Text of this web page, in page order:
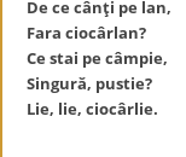
De ce cânți pe lan,
Fara ciocârlan?
Ce stai pe câmpie,
Singură, pustie?
Lie, lie, ciocârlie.